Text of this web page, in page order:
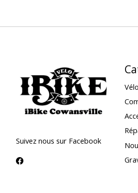
Suivez nous sur Facebook